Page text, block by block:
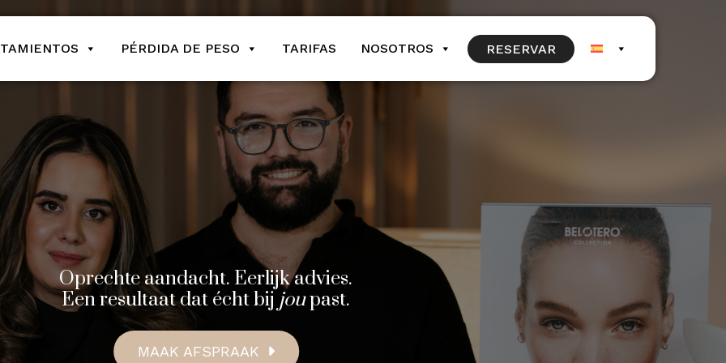
PÉRDIDA DE PESO TARIFAS NOSOTROS RESERVAR
Oprechte aandacht. Eerlijk advies.
Een resultaat dat écht bij joupast.
MAAK AFSPRAAK